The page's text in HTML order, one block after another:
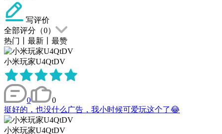
写评价
全部评分（0）
热门
最新 最赞
小米玩家U4QtDV
0
0
挺好的，也没什么广告，我小时候可爱玩这个了😂
小米玩家U4QtDV